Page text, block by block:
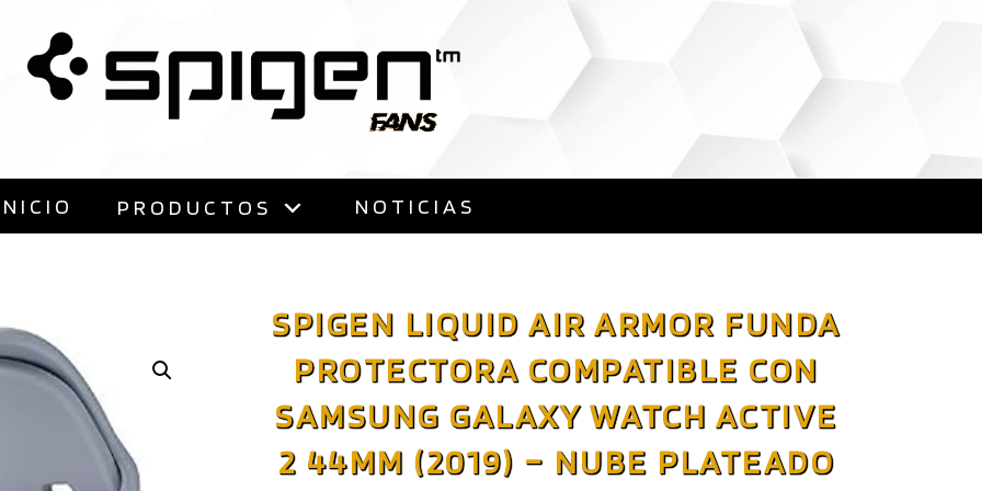
al
contenido
PRODUCTOS NOTICIAS
SPIGEN LIQUID AIR ARMOR FUNDA
PROTECTORA COMPATIBLE CON
SAMSUNG GALAXY WATCH ACTIVE
2 44MM (2019) – NUBE PLATEADO